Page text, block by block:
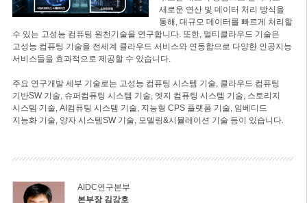
새로운 연산 및 데이터 처리 방식을
통해, 대규모 데이터를 빠르게 처리할
수 있는 고성능 컴퓨팅 원천기술을 연구합니다. 또한, 멀티클라우드 기술은
고성능 컴퓨팅 기술을 전세계 클라우드 서비스와 연동함으로 다양한 인공지능
서비스들을 효과적으로 제공할 수 있습니다.
주요 연구개발 세부 기술로는 고성능 컴퓨팅 시스템 기술, 클라우드 컴퓨팅
기반SW 기술, 슈퍼컴퓨팅 시스템 기술, 엣지 컴퓨팅 시스템 기술, 스토리지
시스템 기술, AI컴퓨팅 시스템 기술, 지능형 CPS 플랫폼 기술, 임베디드
지능화 기술, 양자 시스템SW 기술, 모델링&시뮬레이션 기술 등이 있습니다.
AIDC연구본부
본부장 김강호